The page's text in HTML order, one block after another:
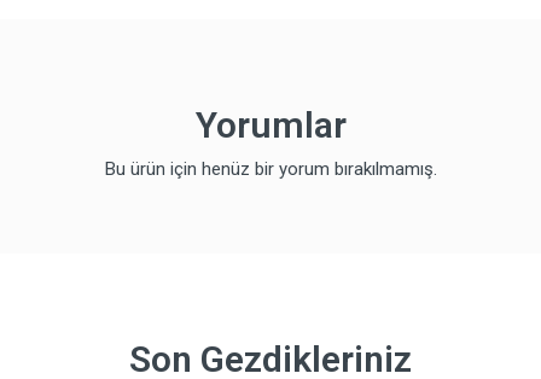
Yorumlar
Bu ürün için henüz bir yorum bırakılmamış.
Son Gezdikleriniz